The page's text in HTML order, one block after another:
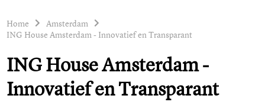
Home
Amsterdam
ING House Amsterdam - Innovatief en Transparant
ING House Amsterdam -
Innovatief en Transparant